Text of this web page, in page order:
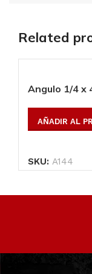
Related
Angulo 1/4 x
AÑADIR AL
SKU: A144